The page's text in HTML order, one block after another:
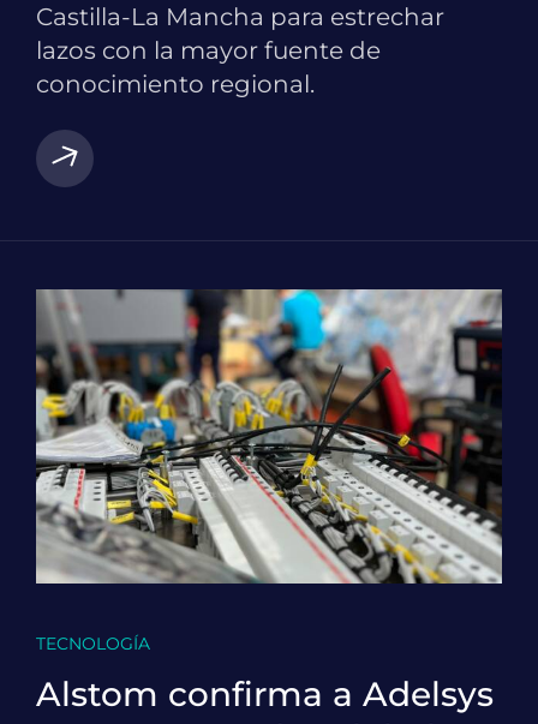
Castilla-La Mancha para estrechar
lazos con la mayor fuente de
conocimiento regional.
TECNOLOGÍA
Alstom confirma a Adelsys